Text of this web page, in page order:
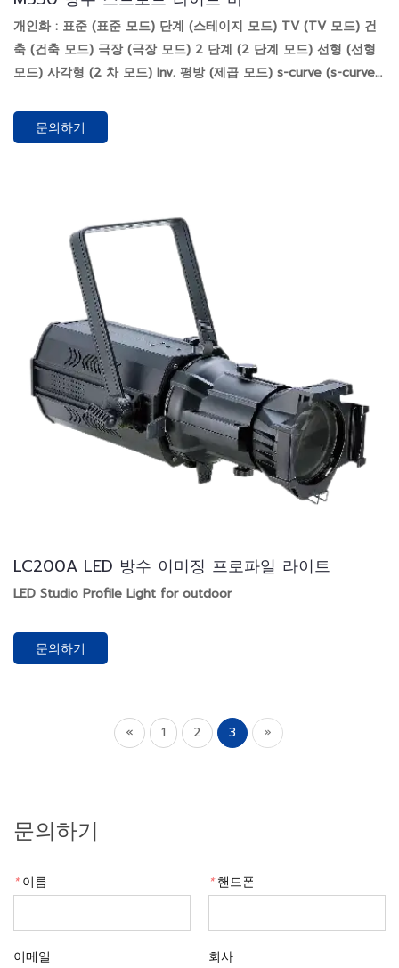
개인화 : 표준 (표준 모드) 단계 (스테이지 모드) TV (TV 모드) 건
축 (건축 모드) 극장 (극장 모드) 2 단계 (2 단계 모드) 선형 (선형
모드) 사각형 (2 차 모드) Inv. 평방 (제곱 모드) s-curve (s-curve
문의하기
LC200A LED 방수 이미징 프로파일 라이트
LED Studio Profile Light for outdoor
문의하기
« 1 2 3 »
문의하기
* 이름 * 핸드폰
이메일 회사